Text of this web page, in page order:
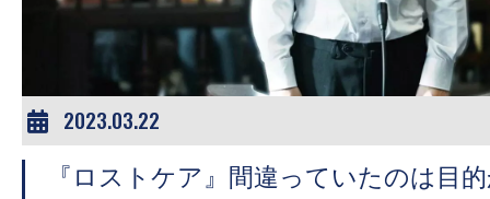
2023.03.22
『ロストケア』間違っていたのは目